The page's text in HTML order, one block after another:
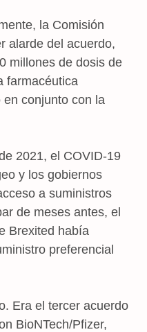
la Comisión
alarde del acuerdo,
millones de dosis de
farmacéutica
conjunto con la
2021, el COVID-19
y los gobiernos
a suministros
de meses antes, el
Brexited había
preferencial
Era el tercer acuerdo
BioNTech/Pfizer,